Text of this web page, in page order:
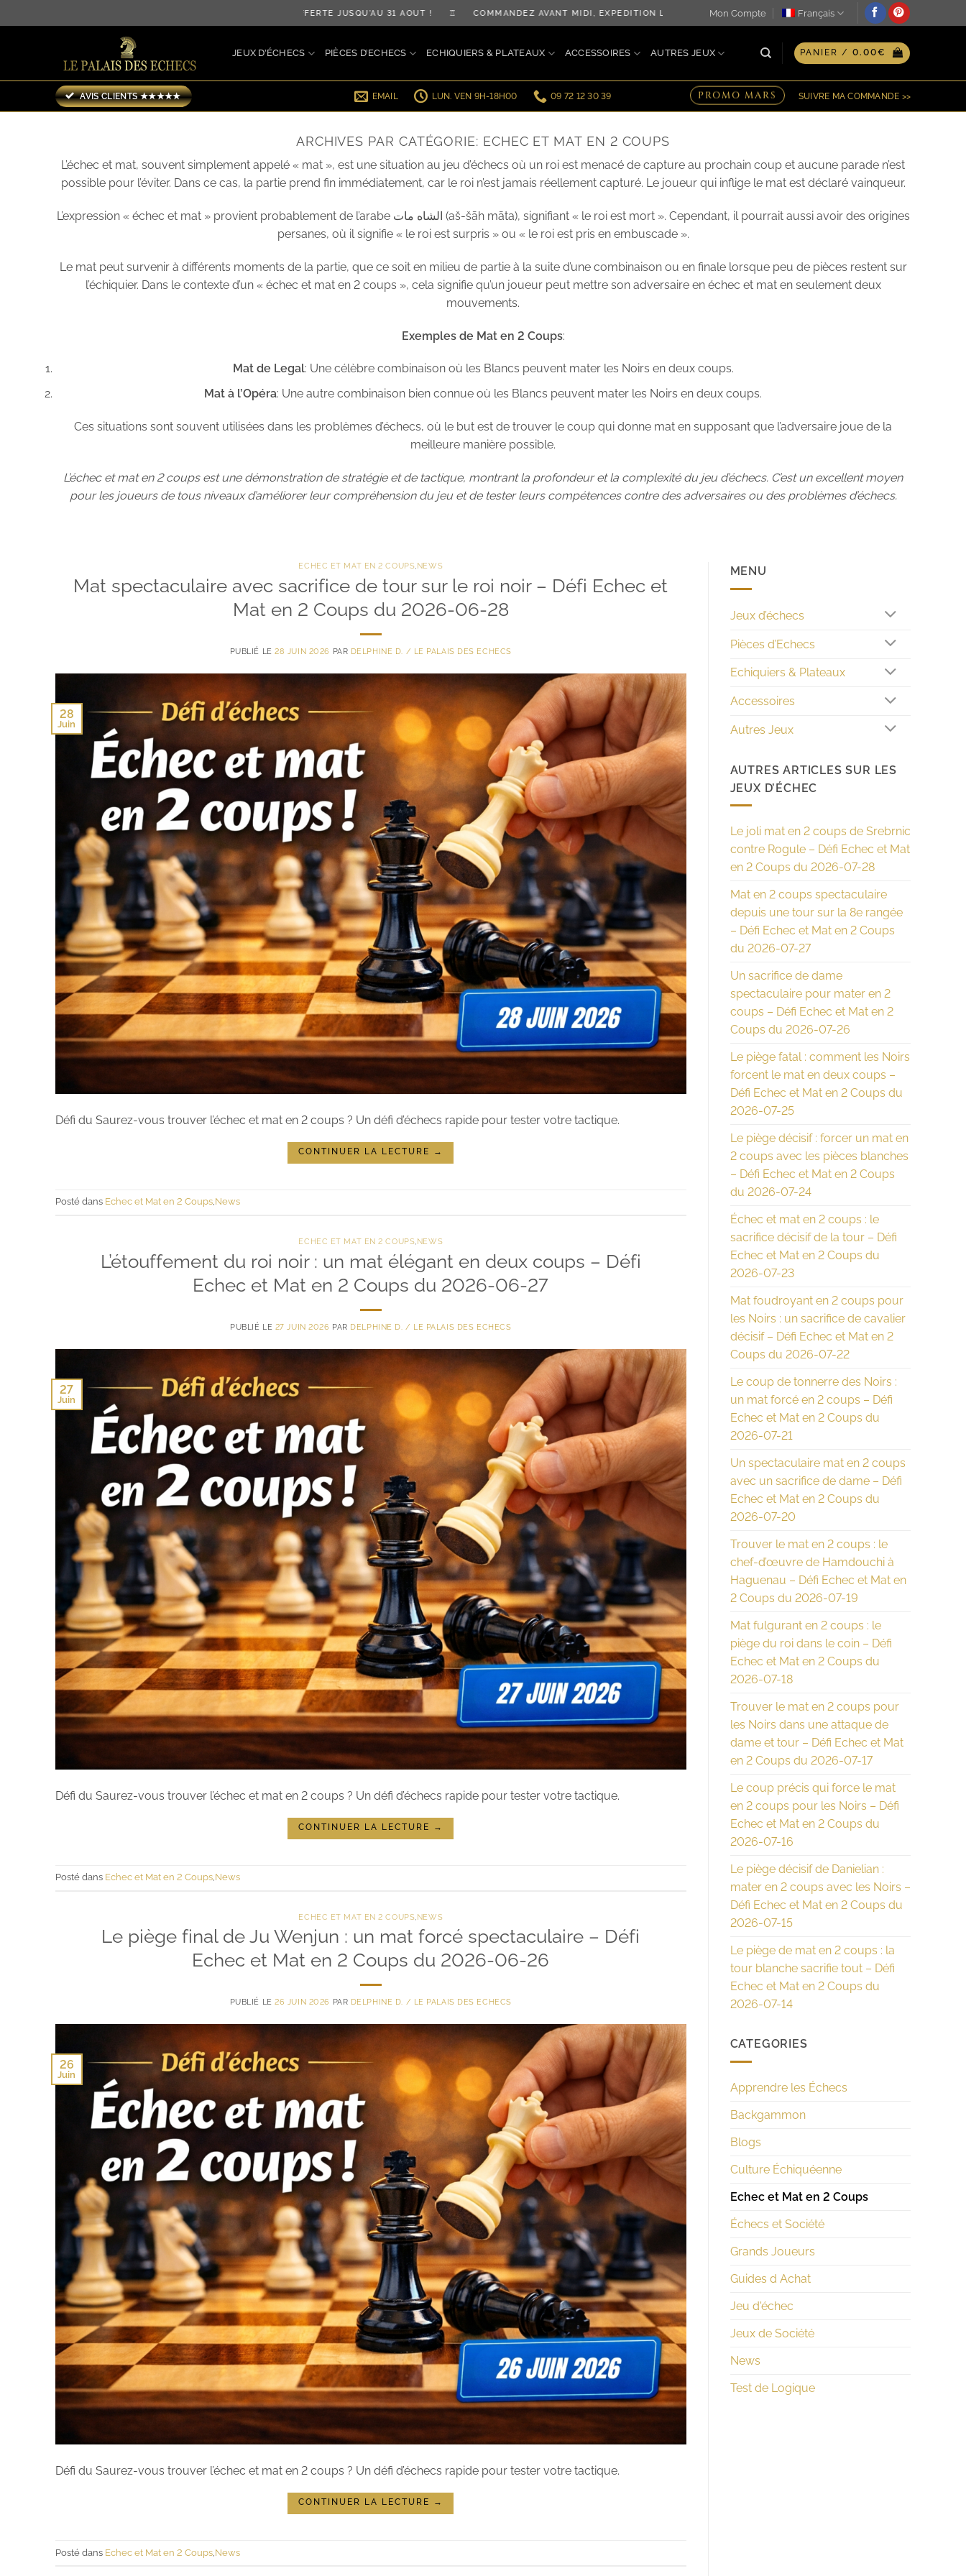
au
LIVRAISON OFFERTE JUSQU'AU 31 AOÛT ! ♖ COMMANDEZ AVANT MIDI, EXPÉDITION LE JOUR MÊME ♖ OPTION GRAVURE PERSONNALISÉE SUR
Mon Compte Français
JEUX D’ÉCHECS PIÈCES D’ECHECS ECHIQUIERS & PLATEAUX ACCESSOIRES AUTRES JEUX PANIER / 0.00€
AVIS CLIENTS ★★★★★ EMAIL LUN. VEN 9H-18H00 09 72 12 30 39 PROMO MARS SUIVRE MA COMMANDE >>
ARCHIVES PAR CATÉGORIE: ECHEC ET MAT EN 2 COUPS
L’échec et mat, souvent simplement appelé « mat », est une situation au jeu d’échecs où un roi est menacé de capture au prochain coup et aucune parade n’est
possible pour l’éviter. Dans ce cas, la partie prend fin immédiatement, car le roi n’est jamais réellement capturé. Le joueur qui inflige le mat est déclaré vainqueur.
L’expression « échec et mat » provient probablement de l’arabe الشاه مات (aš-šāh māta), signifiant « le roi est mort ». Cependant, il pourrait aussi avoir des origines
persanes, où il signifie « le roi est surpris » ou « le roi est pris en embuscade ».
Le mat peut survenir à différents moments de la partie, que ce soit en milieu de partie à la suite d’une combinaison ou en finale lorsque peu de pièces restent sur
l’échiquier. Dans le contexte d’un « échec et mat en 2 coups », cela signifie qu’un joueur peut mettre son adversaire en échec et mat en seulement deux
mouvements.
Exemples de Mat en 2 Coups:
Mat de Legal: Une célèbre combinaison où les Blancs peuvent mater les Noirs en deux coups.
Mat à l’Opéra: Une autre combinaison bien connue où les Blancs peuvent mater les Noirs en deux coups.
Ces situations sont souvent utilisées dans les problèmes d’échecs, où le but est de trouver le coup qui donne mat en supposant que l’adversaire joue de la
meilleure manière possible.
L’échec et mat en 2 coups est une démonstration de stratégie et de tactique, montrant la profondeur et la complexité du jeu d’échecs. C’est un excellent moyen
pour les joueurs de tous niveaux d’améliorer leur compréhension du jeu et de tester leurs compétences contre des adversaires ou des problèmes d’échecs.
ECHEC ET MAT EN 2 COUPS,NEWS
Mat spectaculaire avec sacrifice de tour sur le roi noir – Défi Echec et
Mat en 2 Coups du 2026-06-28
PUBLIÉ LE28 JUIN 2026 PAR DELPHINE D. / LE PALAIS DES ECHECS
28
Juin
Défi du Saurez-vous trouver l’échec et mat en 2 coups ? Un défi d’échecs rapide pour tester votre tactique.
CONTINUER LA LECTURE →
Posté dans Echec et Mat en 2 Coups,News
ECHEC ET MAT EN 2 COUPS,NEWS
L’étouffement du roi noir : un mat élégant en deux coups – Défi
Echec et Mat en 2 Coups du 2026-06-27
PUBLIÉ LE 27 JUIN 2026 PAR DELPHINE D. / LE PALAIS DES ECHECS
27
Juin
Défi du Saurez-vous trouver l’échec et mat en 2 coups ? Un défi d’échecs rapide pour tester votre tactique.
CONTINUER LA LECTURE →
Posté dans Echec et Mat en 2 Coups,News
ECHEC ET MAT EN 2 COUPS NEWS
Le piège final de Ju Wenjun : un mat forcé spectaculaire – Défi
Echec et Mat en 2 Coups du 2026-06-26
PUBLIÉ LE26 JUIN 2026 PAR DELPHINE D. / LE PALAIS DES ECHECS
26
Juin
Défi du Saurez-vous trouver l’échec et mat en 2 coups ? Un défi d’échecs rapide pour tester votre tactique.
CONTINUER LA LECTURE →
Posté dans Echec et Mat en 2 Coups News
MENU
Jeux d’échecs
Pièces d’Echecs
Echiquiers & Plateaux
Accessoires
Autres Jeux
AUTRES ARTICLES SUR LES
JEUX D’ÉCHEC
Le joli mat en 2 coups de Srebrnic
contre Rogule – Défi Echec et Mat
en 2 Coups du 2026-07-28
Mat en 2 coups spectaculaire
depuis une tour sur la 8e rangée
– Défi Echec et Mat en 2 Coups
du 2026-07-27
Un sacrifice de dame
spectaculaire pour mater en 2
coups – Défi Echec et Mat en 2
Coups du 2026-07-26
Le piège fatal : comment les Noirs
forcent le mat en deux coups –
Défi Echec et Mat en 2 Coups du
2026-07-25
Le piège décisif : forcer un mat en
2 coups avec les pièces blanches
– Défi Echec et Mat en 2 Coups
du 2026-07-24
Échec et mat en 2 coups : le
sacrifice décisif de la tour – Défi
Echec et Mat en 2 Coups du
2026-07-23
Mat foudroyant en 2 coups pour
les Noirs : un sacrifice de cavalier
décisif – Défi Echec et Mat en 2
Coups du 2026-07-22
Le coup de tonnerre des Noirs :
un mat forcé en 2 coups – Défi
Echec et Mat en 2 Coups du
2026-07-21
Un spectaculaire mat en 2 coups
avec un sacrifice de dame – Défi
Echec et Mat en 2 Coups du
2026-07-20
Trouver le mat en 2 coups : le
chef-d’œuvre de Hamdouchi à
Haguenau – Défi Echec et Mat en
2 Coups du 2026-07-19
Mat fulgurant en 2 coups : le
piège du roi dans le coin – Défi
Echec et Mat en 2 Coups du
2026-07-18
Trouver le mat en 2 coups pour
les Noirs dans une attaque de
dame et tour – Défi Echec et Mat
en 2 Coups du 2026-07-17
Le coup précis qui force le mat
en 2 coups pour les Noirs – Défi
Echec et Mat en 2 Coups du
2026-07-16
Le piège décisif de Danielian :
mater en 2 coups avec les Noirs –
Défi Echec et Mat en 2 Coups du
2026-07-15
Le piège de mat en 2 coups : la
tour blanche sacrifie tout – Défi
Echec et Mat en 2 Coups du
2026-07-14
CATEGORIES
Apprendre les Échecs
Backgammon
Blogs
Culture Échiquéenne
Echec et Mat en 2 Coups
Échecs et Société
Grands Joueurs
Guides d Achat
Jeu d'échec
Jeux de Société
News
Test de Logique